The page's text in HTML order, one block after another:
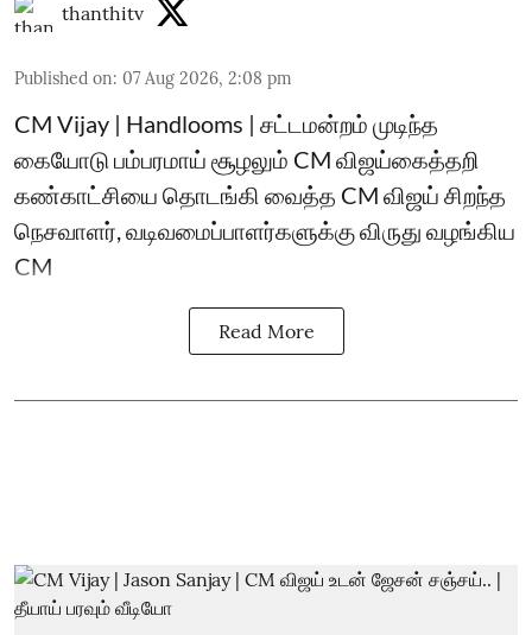
thanthitv
Published on: 07 Aug 2026, 2:08 pm
CM Vijay | Handlooms | சட்டமன்றம் முடிந்த
கையோடு பம்பரமாய் சூழலும் CM விஜய்கைத்தறி
கண்காட்சியை தொடங்கி வைத்த CM விஜய் சிறந்த
நெசவாளர், வடிவமைப்பாளர்களுக்கு விருது வழங்கிய
CM
Read More